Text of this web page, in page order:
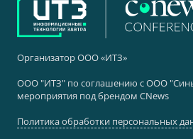
Организатор ООО «ИТЗ»
ООО "ИТЗ" по соглашению с ООО
мероприятия под брендом CNews
Политика обработки персональных